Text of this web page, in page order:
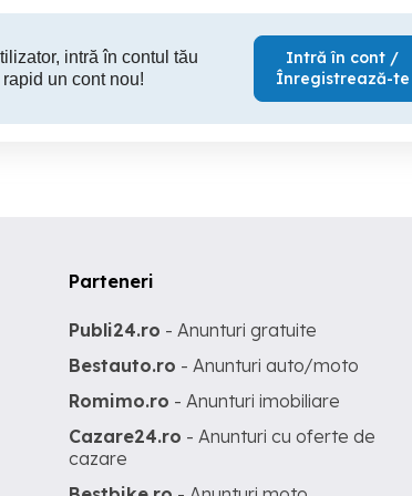
intră în contul tău
un cont nou!
Intră în cont /
Înregistrează-te
Parteneri
Publi24.ro - Anunturi gratuite
Bestauto.ro - Anunturi auto/moto
Romimo.ro - Anunturi imobiliare
Cazare24.ro - Anunturi cu oferte de
cazare